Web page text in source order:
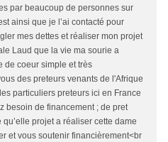
par beaucoup de personnes sur
ainsi que je l’ai contacté pour
mes dettes et réaliser mon projet
Laud que la vie ma sourie a
de coeur simple et très
des preteurs venants de l'Afrique
particuliers preteurs ici en France
besoin de financement ; de pret
qu’elle projet a réaliser cette dame
et vous soutenir financièrement<br